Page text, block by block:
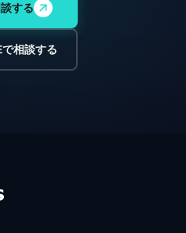
する
相談する